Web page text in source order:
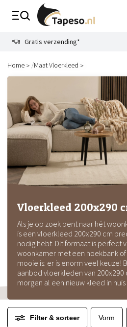
Gratis verzending*
Home /Maat Vloerkleed
Vloerkleed 200x290
Als je op zoek bent naar hét
is een vloerkleed 200x290 cm
nodig hebt. Dit formaat is perfect
woonkamer met een hoekbank of
mooie is: er is enorm veel keuze!
aanbod vloerkleden van
morgen al een nieuw kleed in
Filter & sorteer Vorm